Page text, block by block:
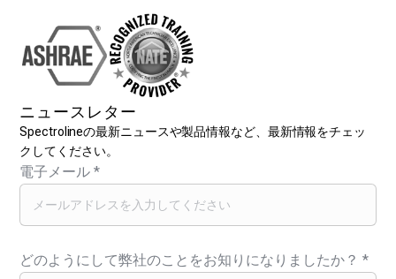
ニュースレター
Spectrolineの最新ニュースや製品情報など、最新情報をチェッ
クしてください。
電子メール*
どのようにして弊社のことをお知りになりましたか？*